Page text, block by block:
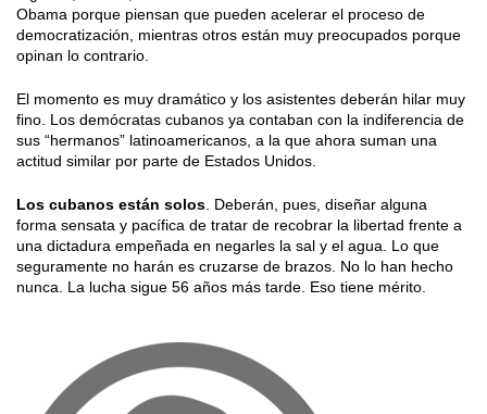
Obama porque piensan que pueden acelerar el proceso de
democratización, mientras otros están muy preocupados porque
opinan lo contrario.
El momento es muy dramático y los asistentes deberán hilar muy
fino. Los demócratas cubanos ya contaban con la indiferencia de
sus “hermanos” latinoamericanos, a la que ahora suman una
actitud similar por parte de Estados Unidos.
Los cubanos están solos . Deberán, pues, diseñar alguna
forma sensata y pacífica de tratar de recobrar la libertad frente a
una dictadura empeñada en negarles la sal y el agua. Lo que
seguramente no harán es cruzarse de brazos. No lo han hecho
nunca. La lucha sigue 56 años más tarde. Eso tiene mérito.